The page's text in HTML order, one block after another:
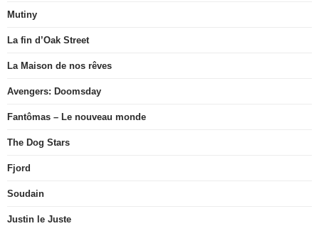
Mutiny
La fin d’Oak Street
La Maison de nos rêves
Avengers: Doomsday
Fantômas – Le nouveau monde
The Dog Stars
Fjord
Soudain
Justin le Juste